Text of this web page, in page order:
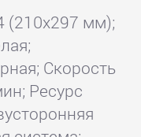
(210x297 мм);
Скорость
Ресурс